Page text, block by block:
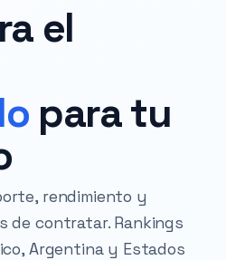
el
para tu
rendimiento y
contratar. Rankings
Argentina y Estados